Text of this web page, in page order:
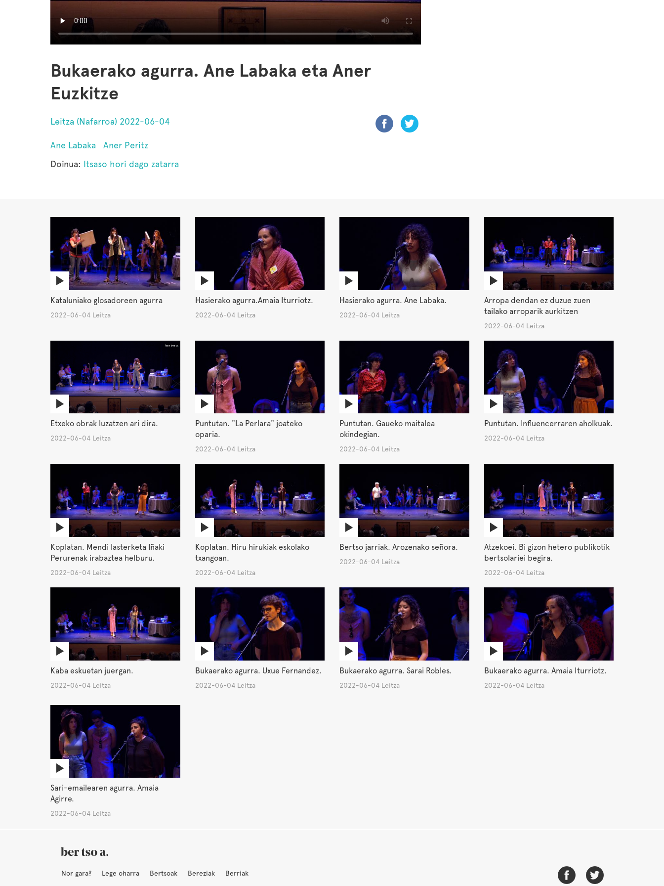
Bukaerako agurra. Ane Labaka eta Aner
Euzkitze
Leitza (Nafarroa) 2022-06-04
Ane Labaka
Aner Peritz
Doinua: Itsaso hori dago zatarra
Kataluniako glosadoreen agurra
2022-06-04 Leitza
Hasierako agurra.Amaia Iturriotz.
2022-06-04 Leitza
Hasierako agurra. Ane Labaka.
2022-06-04 Leitza
Arropa dendan ez duzue zuen
tailako arroparik aurkitzen
2022-06-04 Leitza
Etxeko obrak luzatzen ari dira.
2022-06-04 Leitza
Puntutan. "La Perlara" joateko
oparia.
2022-06-04 Leitza
Puntutan. Gaueko maitalea
okindegian.
2022-06-04 Leitza
Puntutan. Influencerraren aholkuak.
2022-06-04 Leitza
Koplatan. Mendi lasterketa Iñaki
Perurenak irabaztea helburu.
2022-06-04 Leitza
Koplatan. Hiru hirukiak eskolako
txangoan.
2022-06-04 Leitza
Bertso jarriak. Arozenako señora.
2022-06-04 Leitza
Atzekoei. Bi gizon hetero publikotik
bertsolariei begira.
2022-06-04 Leitza
Kaba eskuetan juergan.
2022-06-04 Leitza
Bukaerako agurra. Uxue Fernandez.
2022-06-04 Leitza
Bukaerako agurra. Sarai Robles.
2022-06-04 Leitza
Bukaerako agurra. Amaia Iturriotz.
2022-06-04 Leitza
Sari-emailearen agurra. Amaia
Agirre.
2022-06-04 Leitza
Nor gara? Lege oharra Bertsoak Bereziak Berriak